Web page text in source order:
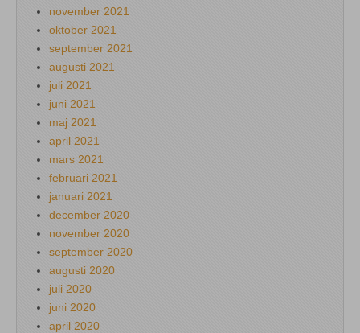
november 2021
oktober 2021
september 2021
augusti 2021
juli 2021
juni 2021
maj 2021
april 2021
mars 2021
februari 2021
januari 2021
december 2020
november 2020
september 2020
augusti 2020
juli 2020
juni 2020
april 2020